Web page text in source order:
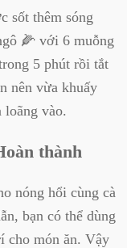
sốt thêm sóng
🌽 với 6 muỗng
5 phút rồi tắt
nên vừa khuấy
loãng vào.
thành
nóng hổi cùng cà
bạn có thể dùng
cho món ăn. Vậy